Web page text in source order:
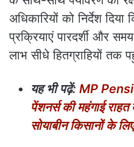
अधिकारियों को निर्देश
प्रक्रियाएं पारदर्शी और
लाभ सीधे हितग्राहियों तक
यह भी पढ़ें: MP
पेंशनर्स की महंगाई
सोयाबीन किसानों के